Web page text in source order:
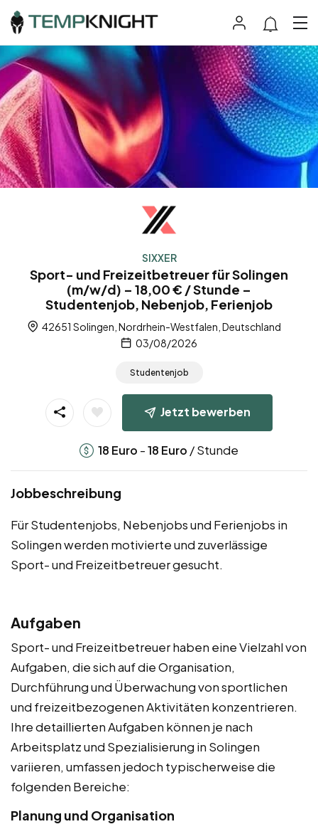
SIXXER
Sport- und Freizeitbetreuer für Solingen
(m/w/d) – 18,00 € / Stunde –
Studentenjob, Nebenjob, Ferienjob
42651 Solingen, Nordrhein-Westfalen, Deutschland
03/08/2026
Studentenjob
Jetzt bewerben
18 Euro -18 Euro / Stunde
Jobbeschreibung
Für Studentenjobs, Nebenjobs und Ferienjobs in
Solingen werden motivierte und zuverlässige
Sport- und Freizeitbetreuer gesucht.
Aufgaben
Sport- und Freizeitbetreuer haben eine Vielzahl von
Aufgaben, die sich auf die Organisation,
Durchführung und Überwachung von sportlichen
und freizeitbezogenen Aktivitäten konzentrieren.
Ihre detaillierten Aufgaben können je nach
Arbeitsplatz und Spezialisierung in Solingen
variieren, umfassen jedoch typischerweise die
folgenden Bereiche:
Planung und Organisation